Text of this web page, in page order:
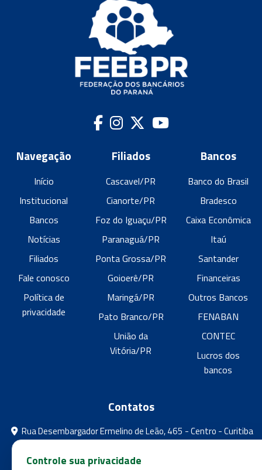
Navegação
Início
Institucional
Bancos
Notícias
Filiados
Fale conosco
Política de
privacidade
Filiados
Cascavel/PR
Cianorte/PR
Foz do Iguaçu/PR
Paranaguá/PR
Ponta Grossa/PR
Goioerê/PR
Maringá/PR
Pato Branco/PR
União da
Vitória/PR
Bancos
Banco do Brasil
Bradesco
Caixa Econômica
Itaú
Santander
Financeiras
Outros Bancos
FENABAN
CONTEC
Lucros dos
bancos
Contatos
Rua Desembargador Ermelino de Leão, 465 - Centro - Curitiba
- Paraná
feebpr@gmail.com
Controle sua privacidade